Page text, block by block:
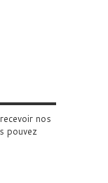
nos
pouvez